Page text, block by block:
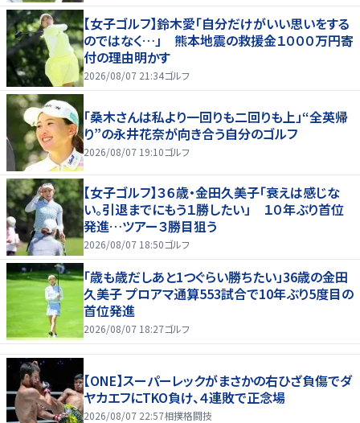
【女子ゴルフ】鈴木愛「自分だけがいい思いをする
のではなく…」 熊本地震の救援金１０００万円寄
付の理由明かす
2026/08/07 21:34ゴルフ
「桑木さんは私より一回りも二回りも上」“全英帰
り”の永井花奈が向き合う自分のゴルフ
2026/08/07 19:10ゴルフ
【女子ゴルフ】３６歳・金田久美子「衰えは感じな
い。引退までにもう１勝したい」 １０年ぶり首位
発進…ツアー３勝目狙う
2026/08/07 18:50ゴルフ
「歳も歳だしあと1つぐらい勝ちたい」36歳の金田
久美子 プロアマ通算553試合で10年ぶり5度目の
首位発進
2026/08/07 18:27ゴルフ
【ONE】スーパーレックがまさかの右ひざ負傷でダ
ヤカエフにTKO負け、４連敗で正念場
2026/08/07 22:57相撲格闘技